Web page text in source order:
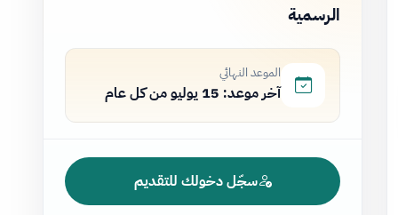
الرسمية
الموعد النهائي
آخر موعد: 15 يوليو من كل عام
سجّل دخولك للتقديم